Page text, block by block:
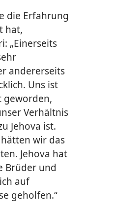
die Erfahrung
hat,
„Einerseits
andererseits
Uns ist
geworden,
Verhältnis
Jehova ist.
wir das
Jehova hat
Brüder und
auf
geholfen.“